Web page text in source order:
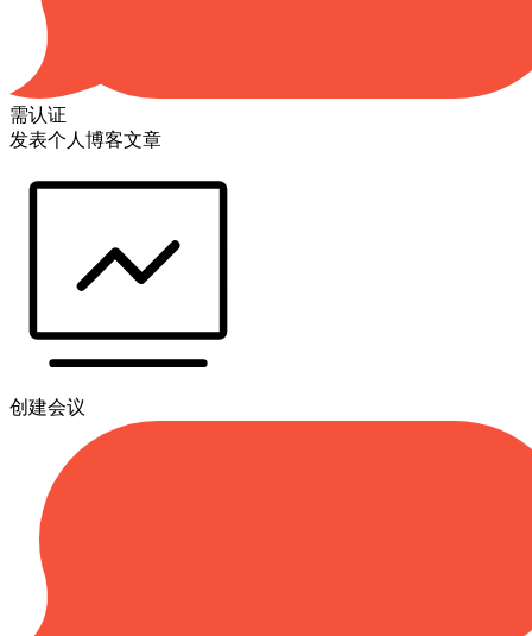
需认证
发表个人博客文章
创建会议